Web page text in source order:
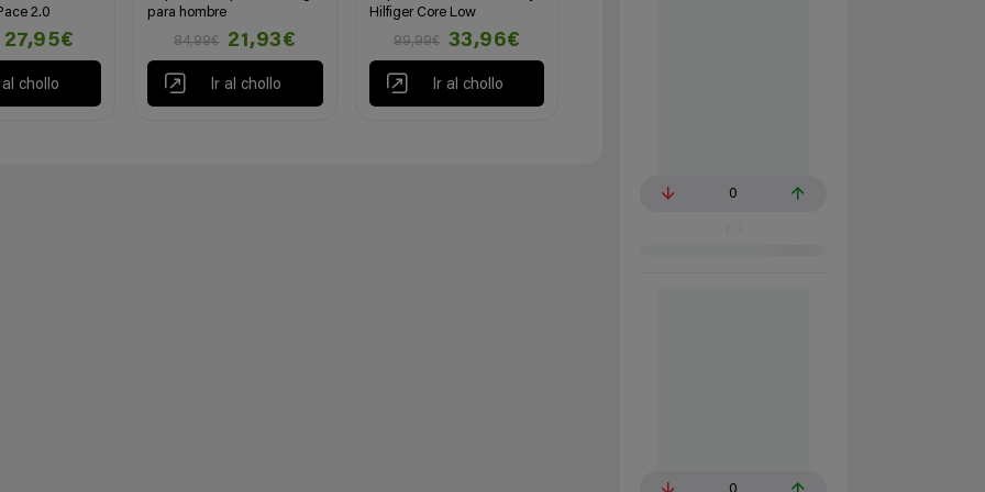
2.0
27,95€
chollo
para hombre
84,99€
21,93€
Ir al chollo
Hilfiger Core Low
99,99€
33,96€
Ir al chollo
0
0